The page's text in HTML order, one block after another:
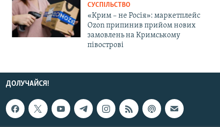
СУСПІЛЬСТВО
«Крим – не Росія»: маркетплейс
Ozon припинив прийом нових
замовлень на Кримському
півострові
ДОЛУЧАЙСЯ!